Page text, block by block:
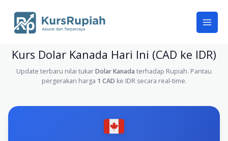
content
Kurs Dolar Kanada Hari Ini (CAD ke IDR)
Update terbaru nilai tukarDolar Kanada terhadap Rupiah. Pantau
pergerakan harga 1 CAD ke IDR secara real-time.